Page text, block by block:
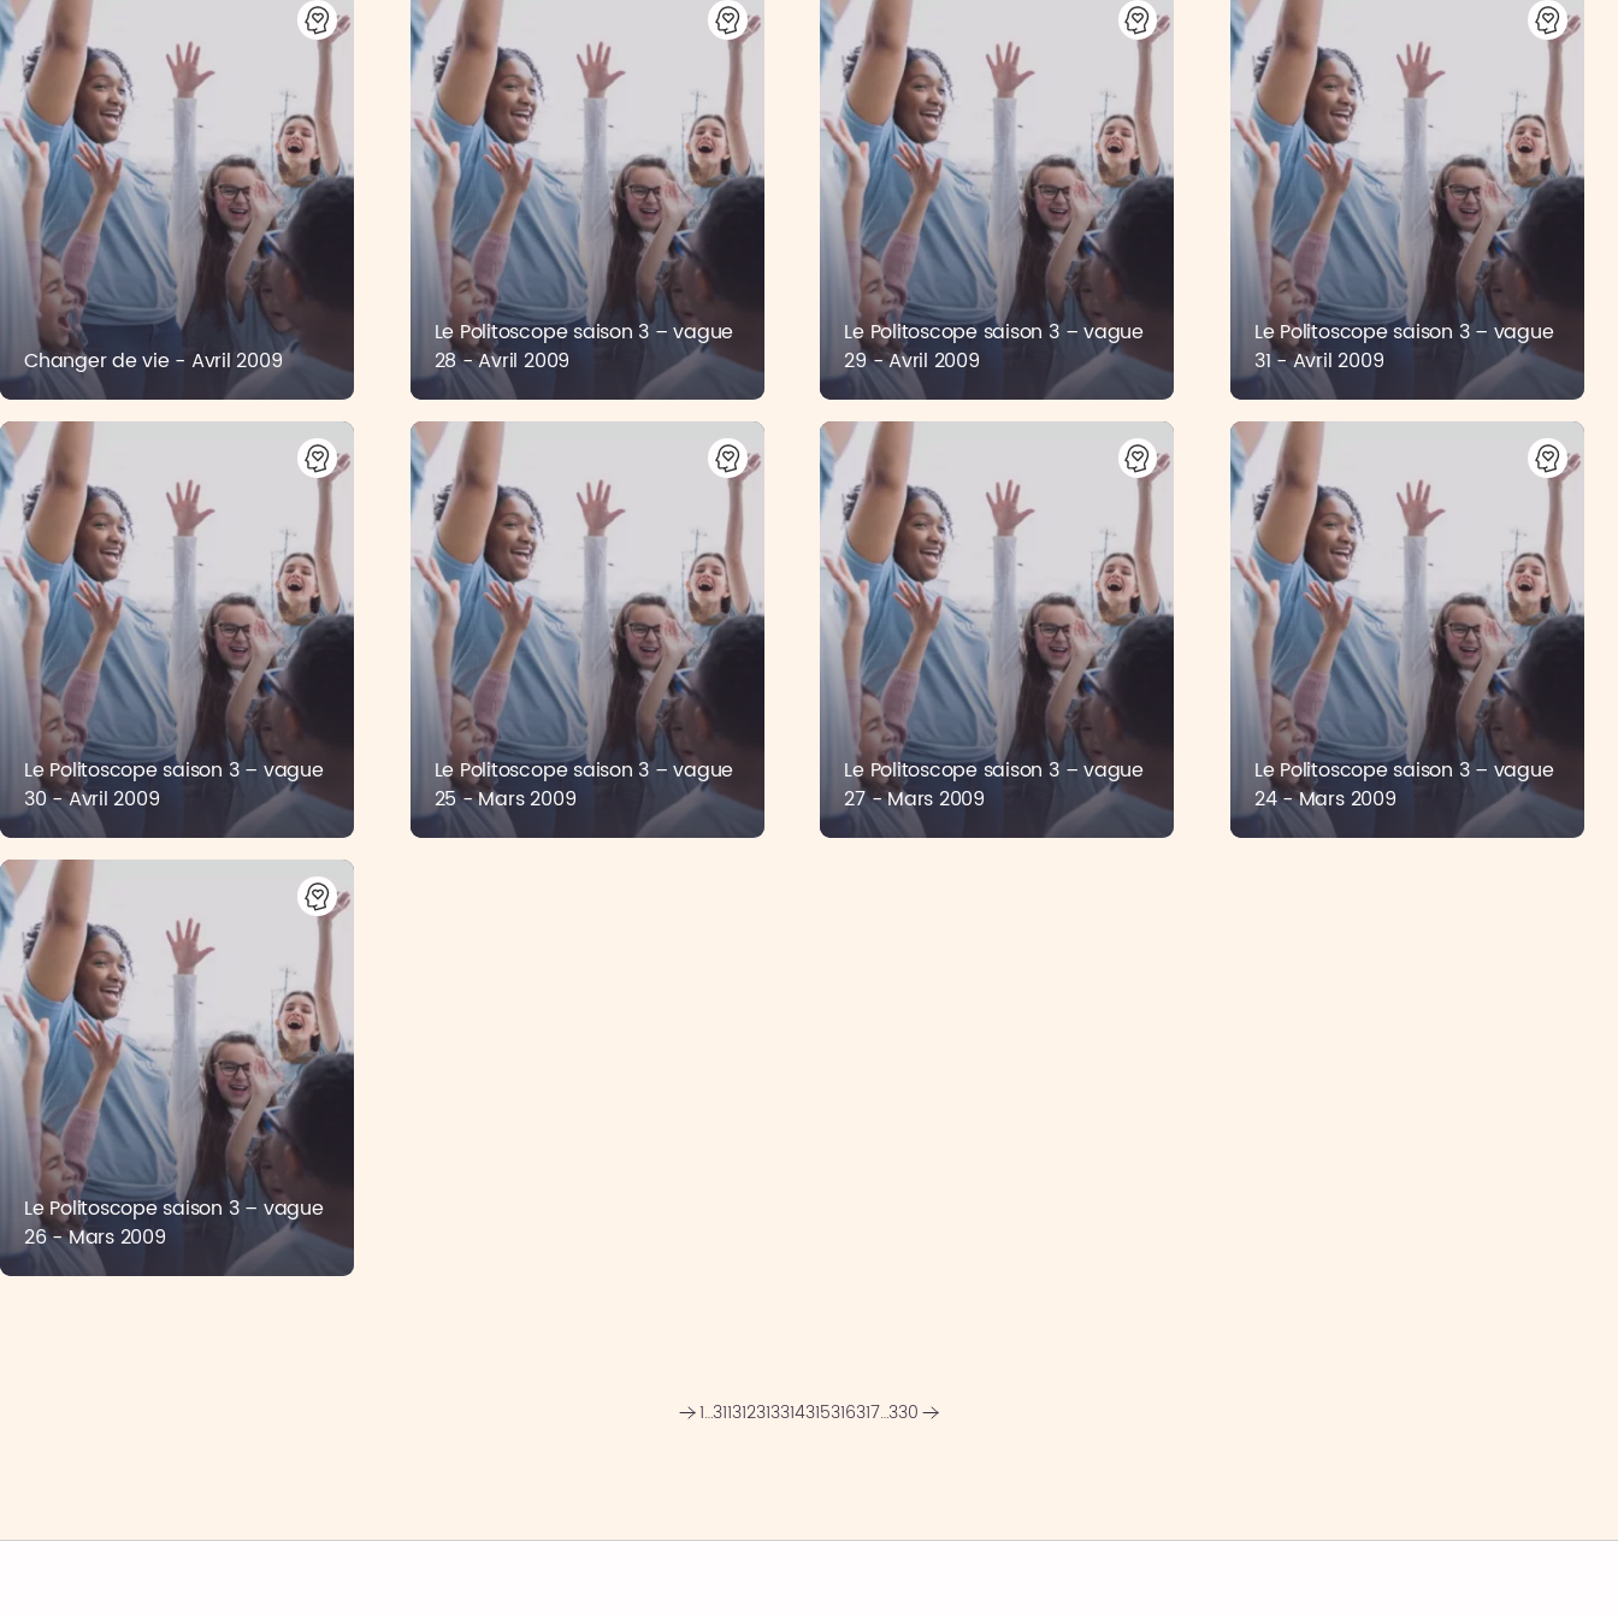
Changer de vie - Avril 2009
Le Politoscope saison 3 – vague
28 - Avril 2009
Le Politoscope saison 3 – vague
29 - Avril 2009
Le Politoscope saison 3 – vague
31 - Avril 2009
Le Politoscope saison 3 – vague
30 - Avril 2009
Le Politoscope saison 3 – vague
25 - Mars 2009
Le Politoscope saison 3 – vague
27 - Mars 2009
Le Politoscope saison 3 – vague
24 - Mars 2009
Le Politoscope saison 3 – vague
26 - Mars 2009
1…311312313314315316317…330